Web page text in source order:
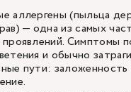
аллергены (пыльца
— одна из самых
Симптомы
и обычно
пути: заложенность